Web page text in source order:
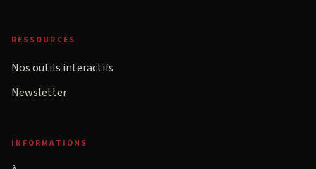
RESSOURCES
Nos outils interactifs
Newsletter
INFORMATIONS